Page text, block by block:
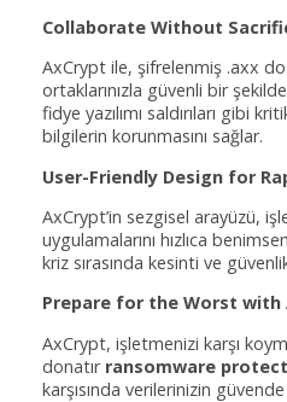
Collaborate Without
AxCrypt ile, şifrelenmiş .axx
ortaklarınızla güvenli bir
fidye yazılımı saldırıları gibi
bilgilerin korunmasını sağlar.
User-Friendly Design for
AxCrypt’in sezgisel arayüzü,
uygulamalarını hızlıca
kriz sırasında kesinti ve
Prepare for the Worst with
AxCrypt, işletmenizi karşı
donatır ransomware
karşısında verilerinizin güvende